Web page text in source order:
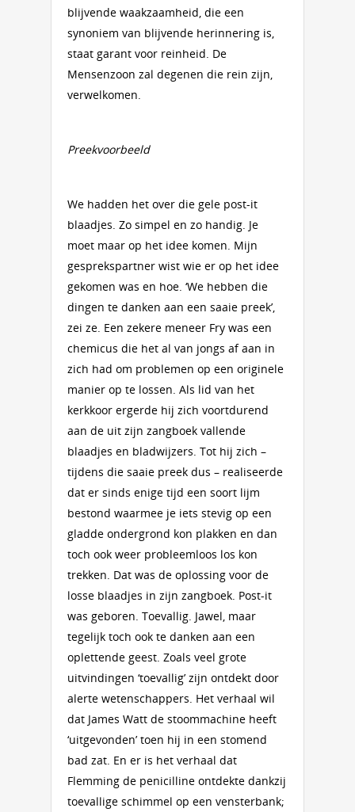
blijvende waakzaamheid, die een
synoniem van blijvende herinnering is,
staat garant voor reinheid. De
Mensenzoon zal degenen die rein zijn,
verwelkomen.
Preekvoorbeeld
We hadden het over die gele post-it
blaadjes. Zo simpel en zo handig. Je
moet maar op het idee komen. Mijn
gesprekspartner wist wie er op het idee
gekomen was en hoe. ‘We hebben die
dingen te danken aan een saaie preek’,
zei ze. Een zekere meneer Fry was een
chemicus die het al van jongs af aan in
zich had om problemen op een originele
manier op te lossen. Als lid van het
kerkkoor ergerde hij zich voortdurend
aan de uit zijn zangboek vallende
blaadjes en bladwijzers. Tot hij zich –
tijdens die saaie preek dus – realiseerde
dat er sinds enige tijd een soort lijm
bestond waarmee je iets stevig op een
gladde ondergrond kon plakken en dan
toch ook weer probleemloos los kon
trekken. Dat was de oplossing voor de
losse blaadjes in zijn zangboek. Post-it
was geboren. Toevallig. Jawel, maar
tegelijk toch ook te danken aan een
oplettende geest. Zoals veel grote
uitvindingen ‘toevallig’ zijn ontdekt door
alerte wetenschappers. Het verhaal wil
dat James Watt de stoommachine heeft
‘uitgevonden’ toen hij in een stomend
bad zat. En er is het verhaal dat
Flemming de penicilline ontdekte dankzij
toevallige schimmel op een vensterbank;